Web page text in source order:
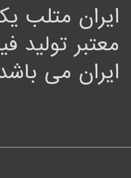
ایران متلب
معتبر تولید
ایران می